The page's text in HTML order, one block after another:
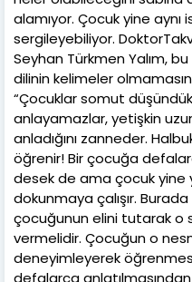
alamıyor. Çocuk yine aynı
sergileyebiliyor.
Seyhan Türkmen Yalım,
dilinin kelimeler
“Çocuklar somut
anlayamazlar, yetişkin
anladığını zanneder.
öğrenir! Bir çocuğa
desek de ama çocuk yine
dokunmaya çalışır.
çocuğunun elini tutarak o
vermelidir. Çocuğun o
deneyimleyerek
defalarca